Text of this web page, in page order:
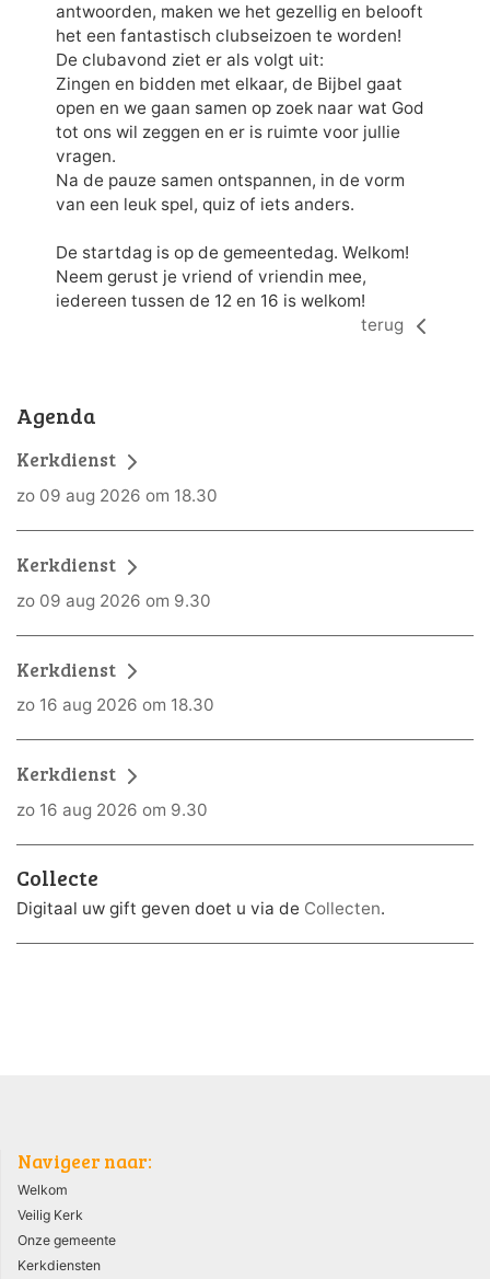
antwoorden, maken we het gezellig en belooft
het een fantastisch clubseizoen te worden!
De clubavond ziet er als volgt uit:
Zingen en bidden met elkaar, de Bijbel gaat
open en we gaan samen op zoek naar wat God
tot ons wil zeggen en er is ruimte voor jullie
vragen.
Na de pauze samen ontspannen, in de vorm
van een leuk spel, quiz of iets anders.
De startdag is op de gemeentedag. Welkom!
Neem gerust je vriend of vriendin mee,
iedereen tussen de 12 en 16 is welkom!
terug
Agenda
Kerkdienst
zo 09 aug 2026 om 18.30
Kerkdienst
zo 09 aug 2026 om 9.30
Kerkdienst
zo 16 aug 2026 om 18.30
Kerkdienst
zo 16 aug 2026 om 9.30
Collecte
Digitaal uw gift geven doet u via de Collecten.
Navigeer naar:
Welkom
Veilig Kerk
Onze gemeente
Kerkdiensten